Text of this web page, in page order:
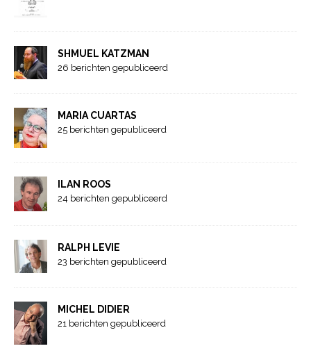
SHMUEL KATZMAN
26 berichten gepubliceerd
MARIA CUARTAS
25 berichten gepubliceerd
ILAN ROOS
24 berichten gepubliceerd
RALPH LEVIE
23 berichten gepubliceerd
MICHEL DIDIER
21 berichten gepubliceerd